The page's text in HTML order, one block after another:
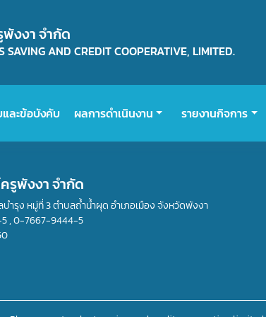
งงา จำกัด
SAVING AND CREDIT COOPERATIVE, LIMITED.
และข้อบังคับ ผลการดำเนินงาน รายงานกิจการ
พังงา จำกัด
บำรุง หมู่ที่ 3 ตำบลถ้ำน้ำผุด อำเภอเมือง จังหวัดพังงา
,0-7667-9444-5